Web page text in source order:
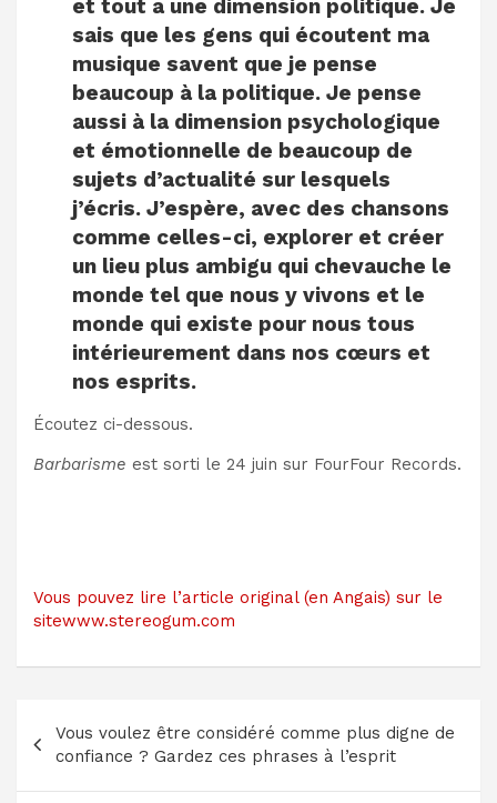
et tout a une dimension politique. Je
sais que les gens qui écoutent ma
musique savent que je pense
beaucoup à la politique. Je pense
aussi à la dimension psychologique
et émotionnelle de beaucoup de
sujets d’actualité sur lesquels
j’écris. J’espère, avec des chansons
comme celles-ci, explorer et créer
un lieu plus ambigu qui chevauche le
monde tel que nous y vivons et le
monde qui existe pour nous tous
intérieurement dans nos cœurs et
nos esprits.
Écoutez ci-dessous.
Barbarisme est sorti le 24 juin sur FourFour Records.
Vous pouvez lire l’article original (en Angais) sur le
sitewww.stereogum.com
de
l’article
Vous voulez être considéré comme plus digne de
confiance ? Gardez ces phrases à l’esprit